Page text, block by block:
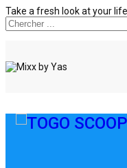
Take a fresh look at your